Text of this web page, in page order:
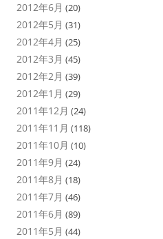
2012年6月 (20)
2012年5月 (31)
2012年4月 (25)
2012年3月 (45)
2012年2月 (39)
2012年1月 (29)
2011年12月 (24)
2011年11月 (118)
2011年10月 (10)
2011年9月 (24)
2011年8月 (18)
2011年7月 (46)
2011年6月 (89)
2011年5月 (44)